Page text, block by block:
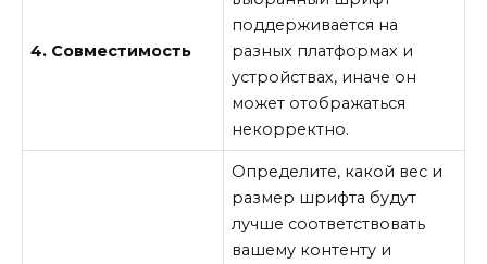
4. Совместимость
поддерживается на
разных платформах и
устройствах, иначе он
может отображаться
некорректно.
Определите, какой вес и
размер шрифта будут
лучше соответствовать
вашему контенту и